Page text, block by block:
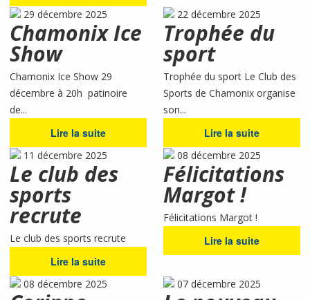
29 décembre 2025
Chamonix Ice
Show
Chamonix Ice Show 29
décembre à 20h patinoire
de...
Lire la suite
22 décembre 2025
Trophée du
sport
Trophée du sport Le Club des
Sports de Chamonix organise
son...
Lire la suite
11 décembre 2025
Le club des
sports
recrute
Le club des sports recrute
Lire la suite
08 décembre 2025
Félicitations
Margot !
Félicitations Margot !
Lire la suite
08 décembre 2025 07 décembre 2025